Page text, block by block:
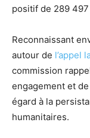
positif de 289 497
Reconnaissant
autour de l’appel
commission
engagement et
égard à la
humanitaires.